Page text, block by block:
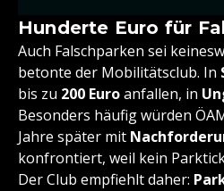
Hunderte Euro für
Auch Falschparken sei
betonte der Mobilitätsclub. In
bis zu 200 Euroanfallen, in
Besonders häufig würden
Jahre später mit
konfrontiert, weil kein
Der Club empfiehlt daher: